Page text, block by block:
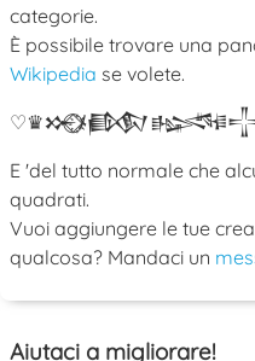
categorie.
È possibile trovare una
Wikipedia se volete.
♡♛𒁍ﾒ𒁃𒈙
E 'del tutto normale che
quadrati.
Vuoi aggiungere le tue
qualcosa? Mandaci un
Aiutaci a migliorare!